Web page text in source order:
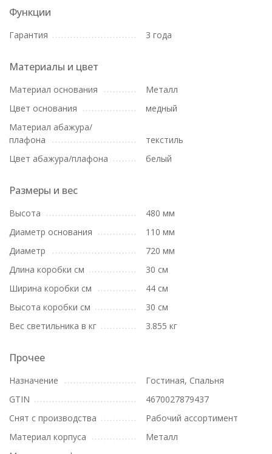
Функции
Гарантия 3 года
Материалы и цвет
Материал основания
Металл
Цвет основания
медный
Материал абажура/
плафона
текстиль
Цвет абажура/плафона
белый
Размеры и вес
Высота
480 мм
Диаметр основания
110 мм
Диаметр
720 мм
Длина коробки см
30 см
Ширина коробки см
44 см
Высота коробки см
30 см
Вес светильника в кг
3.855 кг
Прочее
Назначение
Гостиная, Спальня
GTIN
4670027879437
Снят с производства
Рабочий ассортимент
Материал корпуса
Металл